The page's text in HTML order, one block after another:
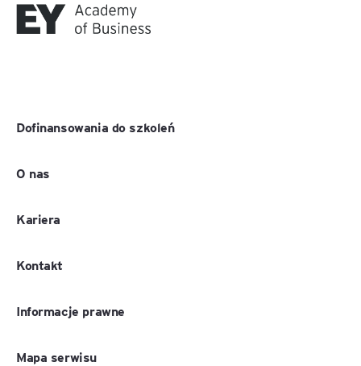
Dofinansowania do szkoleń
O nas
Kariera
Kontakt
Informacje prawne
Mapa serwisu